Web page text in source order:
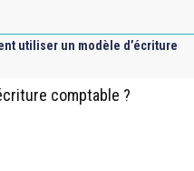
utiliser un modèle d’écriture
comptable ?